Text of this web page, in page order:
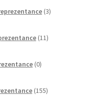
3izdelki
11izdelkov
0izdelkov
155izdelkov